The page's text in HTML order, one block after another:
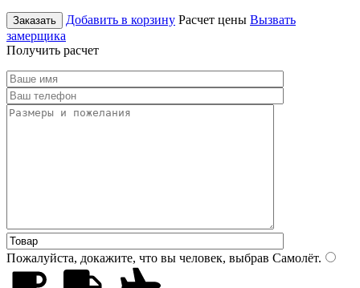
Заказать Добавить в корзину Расчет цены Вызвать
замерщика
Получить расчет
Пожалуйста, докажите, что вы человек, выбрав Самолёт.